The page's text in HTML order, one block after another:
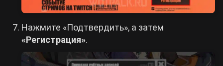
Нажмите «Подтвердить», а затем
«Регистрация».